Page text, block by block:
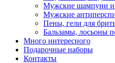
Мужские шампуни и
Мужские
Пены, гели для
Бальзамы, лосьоны
Много интересного
Подарочные наборы
Контакты